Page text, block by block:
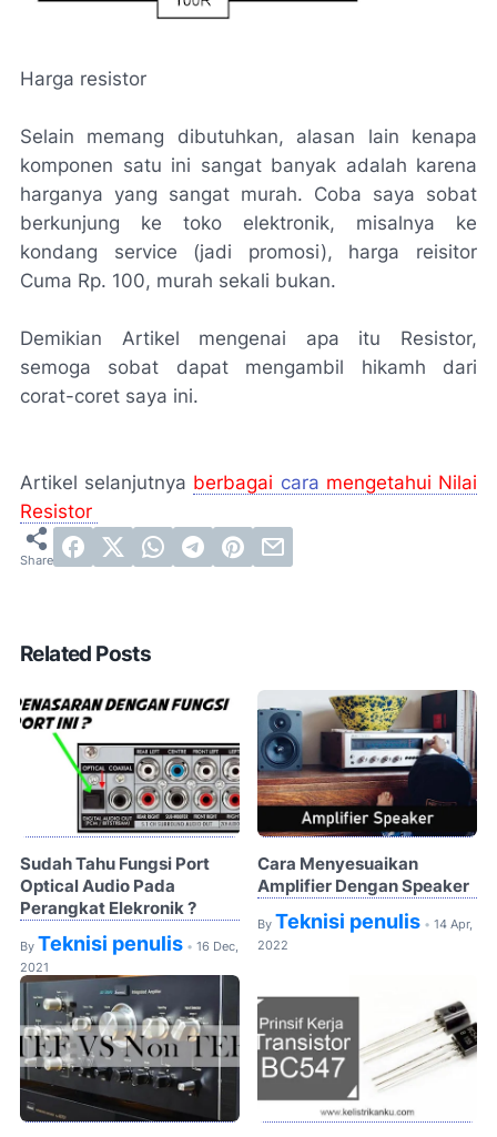
Harga resistor
Selain memang dibutuhkan, alasan lain kenapa
komponen satu ini sangat banyak adalah karena
harganya yang sangat murah. Coba saya sobat
berkunjung ke toko elektronik, misalnya ke
kondang service (jadi promosi), harga reisitor
Cuma Rp. 100, murah sekali bukan.
Demikian Artikel mengenai apa itu Resistor,
semoga sobat dapat mengambil hikamh dari
corat-coret saya ini.
Artikel selanjutnya berbagai cara mengetahui Nilai
Resistor
Related Posts
Sudah Tahu Fungsi Port
Optical Audio Pada
Perangkat Elekronik ?
By Teknisi penulis • 16 Dec,
2021
Cara Menyesuaikan
Amplifier Dengan Speaker
By Teknisi penulis • 14 Apr,
2022